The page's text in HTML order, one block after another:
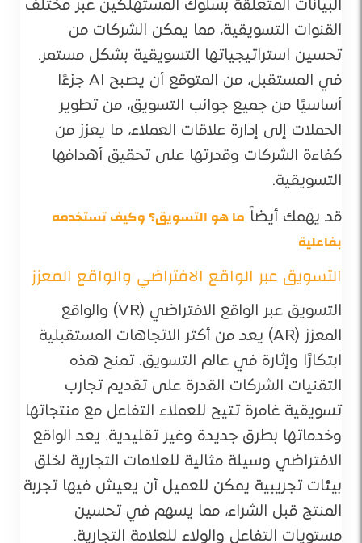
البيانات المتعلقة بسلوك المستهلكين عبر مختلف
القنوات التسويقية، مما يمكن الشركات من
تحسين استراتيجياتها التسويقية بشكل مستمر.
في المستقبل، من المتوقع أن يصبح AI جزءًا
أساسيًا من جميع جوانب التسويق، من تطوير
الحملات إلى إدارة علاقات العملاء، ما يعزز من
كفاءة الشركات وقدرتها على تحقيق أهدافها
التسويقية.
قد يهمك أيضاً ما هو التسويق؟ وكيف تستخدمه
بفاعلية
التسويق عبر الواقع الافتراضي والواقع المعزز
التسويق عبر الواقع الافتراضي (VR) والواقع
المعزز (AR) يعد من أكثر الاتجاهات المستقبلية
ابتكارًا وإثارة في عالم التسويق. تمنح هذه
التقنيات الشركات القدرة على تقديم تجارب
تسويقية غامرة تتيح للعملاء التفاعل مع منتجاتها
وخدماتها بطرق جديدة وغير تقليدية. يعد الواقع
الافتراضي وسيلة مثالية للعلامات التجارية لخلق
بيئات تجريبية يمكن للعميل أن يعيش فيها تجربة
المنتج قبل الشراء، مما يسهم في تحسين
مستويات التفاعل والولاء للعلامة التجارية.